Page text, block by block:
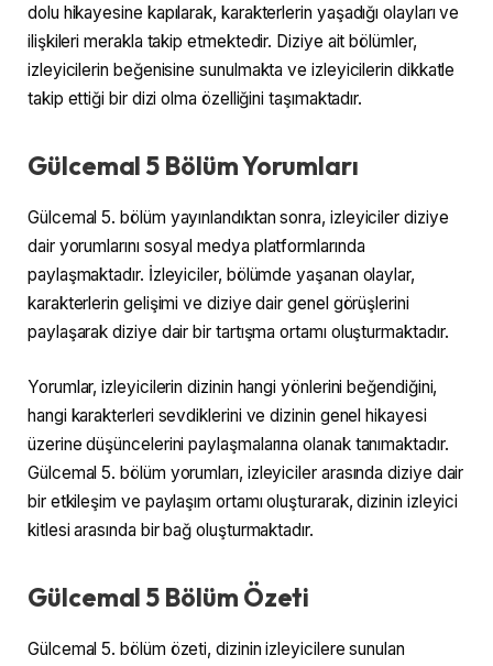
dolu hikayesine kapılarak, karakterlerin yaşadığı olayları ve
ilişkileri merakla takip etmektedir. Diziye ait bölümler,
izleyicilerin beğenisine sunulmakta ve izleyicilerin dikkatle
takip ettiği bir dizi olma özelliğini taşımaktadır.
Gülcemal 5 Bölüm Yorumları
Gülcemal 5. bölüm yayınlandıktan sonra, izleyiciler diziye
dair yorumlarını sosyal medya platformlarında
paylaşmaktadır. İzleyiciler, bölümde yaşanan olaylar,
karakterlerin gelişimi ve diziye dair genel görüşlerini
paylaşarak diziye dair bir tartışma ortamı oluşturmaktadır.
Yorumlar, izleyicilerin dizinin hangi yönlerini beğendiğini,
hangi karakterleri sevdiklerini ve dizinin genel hikayesi
üzerine düşüncelerini paylaşmalarına olanak tanımaktadır.
Gülcemal 5. bölüm yorumları, izleyiciler arasında diziye dair
bir etkileşim ve paylaşım ortamı oluşturarak, dizinin izleyici
kitlesi arasında bir bağ oluşturmaktadır.
Gülcemal 5 Bölüm Özeti
Gülcemal 5. bölüm özeti, dizinin izleyicilere sunulan